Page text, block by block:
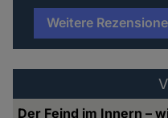
Weitere
Der Feind im Innern –